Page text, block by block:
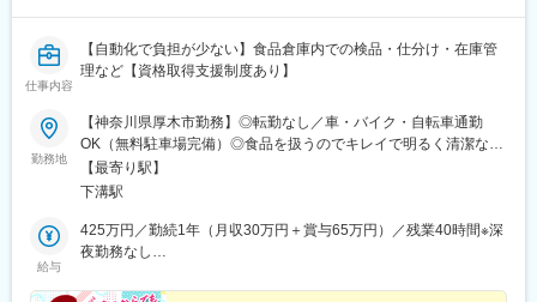
仕事内容
【自動化で負担が少ない】食品倉庫内での検品・仕分け・在庫管
理など【資格取得支援制度あり】
勤務地
【神奈川県厚木市勤務】◎転勤なし／車・バイク・自転車通勤
OK（無料駐車場完備）◎食品を扱うのでキレイで明るく清潔な職
場です★■厚木営業所住所：神奈川県厚木市棚沢1165-2アクセ
ス：「厚木IC」より車で約13分
【最寄り駅】
下溝駅
給与
425万円／勤続1年（月収30万円＋賞与65万円）／残業40時間※深
夜勤務なし
夜勤務なし